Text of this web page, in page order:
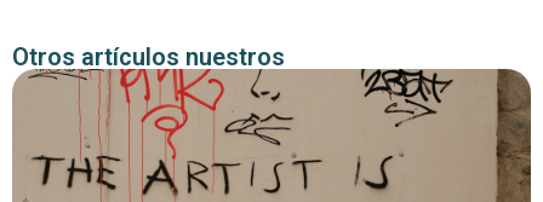
Otros artículos nuestros